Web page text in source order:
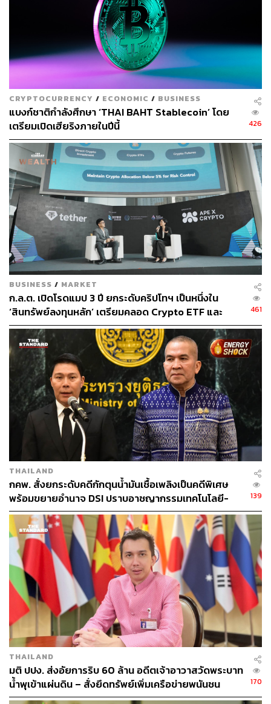
บริษัท คริปโตมายด์ แอดไวเซอรี่ จำกัด (Cryptomind
Advisory)
สัญชัย ปอปลี
สินทรัพย์ดิจิทัล
340
ABOUT THE AUTHOR
THE STANDARD WEALTH
สำนักข่าวเศรษฐกิจ ธุรกิจ และการลงทุน โดย
ทีมข่าว THE STANDARD
CRYPTOCURRENCY / ECONOMIC / BUSINESS
แบงก์ชาติกำลังศึกษา ‘THAI BAHT Stablecoin’ โดย
เตรียมเปิดเฮียริงภายในปีนี้
426
BUSINESS / MARKET
ก.ล.ต. เปิดโรดแมป 3 ปี ยกระดับคริปโทฯ เป็นหนึ่งใน
‘สินทรัพย์ลงทุนหลัก’ เตรียมคลอด Crypto ETF และ
Futures เสริมแกร่งพอร์ตนักลงทุนไทย
461
THAILAND
กคพ. สั่งยกระดับคดีกักตุนน้ำมันเชื้อเพลิงเป็นคดีพิเศษ
พร้อมขยายอำนาจ DSI ปราบอาชญากรรมเทคโนโลยี-
สินทรัพย์ดิจิทัล
139
THAILAND
มติ ปปง. ส่งอัยการริบ 60 ล้าน อดีตเจ้าอาวาสวัดพระบาท
น้ำพุเข้าแผ่นดิน – สั่งยึดทรัพย์เพิ่มเครือข่ายพนันชน
นพัฒฐ์
170